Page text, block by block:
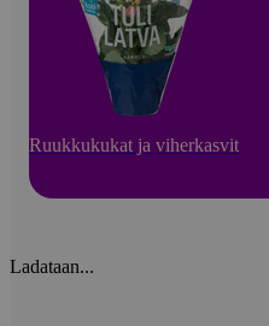
Ruukkukukat ja viherkasvit
Ladataan...